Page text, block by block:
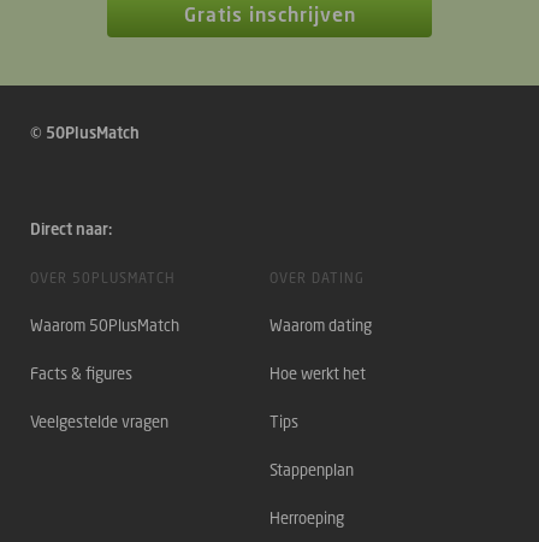
Gratis inschrijven
© 50PlusMatch
Direct naar:
OVER 50PLUSMATCH
Waarom 50PlusMatch
Facts & figures
Veelgestelde vragen
OVER DATING
Waarom dating
Hoe werkt het
Tips
Stappenplan
Herroeping